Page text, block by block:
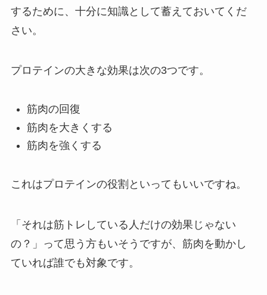
するために、十分に知識として蓄えておいてくだ
さい。
プロテインの大きな効果は次の3つです。
筋肉の回復
筋肉を大きくする
筋肉を強くする
これはプロテインの役割といってもいいですね。
「それは筋トレしている人だけの効果じゃない
の？」って思う方もいそうですが、筋肉を動かし
ていれば誰でも対象です。